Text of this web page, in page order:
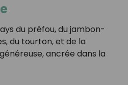
du préfou, du jambon-
du tourton, et de la
ancrée dans la